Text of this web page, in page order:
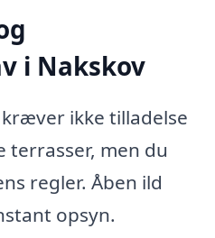
i Nakskov
ikke tilladelse
terrasser, men du
regler. Åben ild
opsyn.